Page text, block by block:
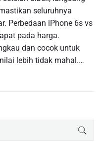
seluruhnya
Perbedaan iPhone 6s vs
pada harga.
dan cocok untuk
lebih tidak mahal.…